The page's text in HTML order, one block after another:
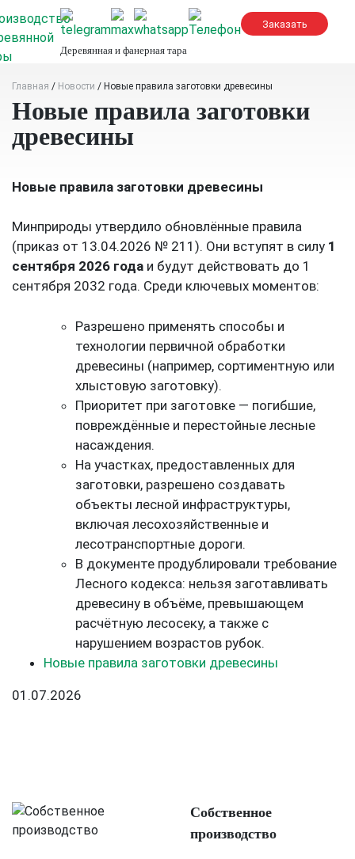
to
content
Деревянная и фанерная тара
Главная / Новости / Новые правила заготовки древесины
Новые правила заготовки
древесины
Новые правила заготовки древесины
Минприроды утвердило обновлённые правила
(приказ от 13.04.2026 № 211). Они вступят в силу 1
сентября 2026 года и будут действовать до 1
сентября 2032 года. Среди ключевых моментов:
Разрешено применять способы и
технологии первичной обработки
древесины (например, сортиментную или
хлыстовую заготовку).
Приоритет при заготовке — погибшие,
повреждённые и перестойные лесные
насаждения.
На участках, предоставленных для
заготовки, разрешено создавать
объекты лесной инфраструктуры,
включая лесохозяйственные и
лесотранспортные дороги.
В документе продублировали требование
Лесного кодекса: нельзя заготавливать
древесину в объёме, превышающем
расчётную лесосеку, а также с
нарушением возрастов рубок.
Новые правила заготовки древесины
01.07.2026
Собственное
производство